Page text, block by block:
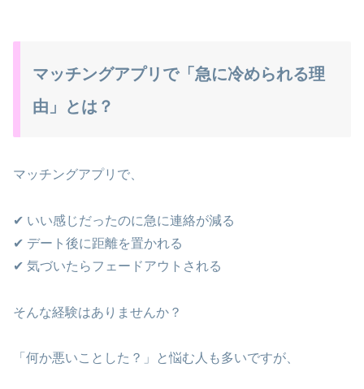
マッチングアプリで「急に冷められる理
由」とは？
マッチングアプリで、
✔ いい感じだったのに急に連絡が減る
✔ デート後に距離を置かれる
✔ 気づいたらフェードアウトされる
そんな経験はありませんか？
「何か悪いことした？」と悩む人も多いですが、